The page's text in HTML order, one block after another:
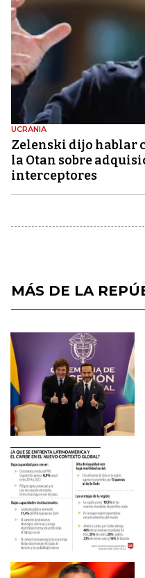
UCRANIA
Zelenski dijo hablar
la Otan sobre
interceptores
MÁS DE LA